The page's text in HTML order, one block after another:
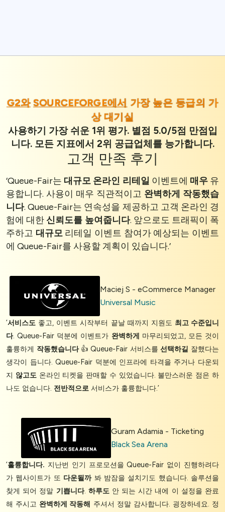
G2와 SOURCEFORGE에서 가장 높은 등급의 가
상 대기실
사용하기 가장 쉬운 1위 평가. 별점 5.0/5점 만점입
니다. 모든 지표에서 2위 공급업체를 능가합니다.
고객 만족 후기
‘Queue-Fair는 대규모 온라인 리테일 이벤트에 매우유
용합니다. 사용이 매우 직관적이고 완벽하게 작동했습
니다. Queue-Fair는 연속성을 제공하고 고객 온라인 경
험에 대한 신뢰도를 높여줍니다. 앞으로도 트래픽이 폭
주하고 대규모리테일 이벤트 참여가 예상되는 이벤트
에 Queue-Fair를 사용할 계획이 있습니다.’
Maciej S - eCommerce Manager
Universal Music
‘서비스도 좋고, 이벤트 시작부터 끝날 때까지 지원도 최고 수준입니
다. Queue-Fair 덕분에 이벤트가 완벽하게 마무리되었고, 모든 것이
훌륭하게 작동했습니다👍 Queue-Fair 서비스를선택하길 잘했다는
생각이 듭니다. Queue-Fair 덕분에 인프라에 타격을 주거나 다운되
지 않고도온라인 티켓을 판매할 수 있었습니다. 불만스러운 점은 하
나도 없습니다. 전반적으로 서비스가 훌륭합니다.’
Guram Adamia - Ticketing
Black Sea Arena
‘훌륭합니다. 지난번 인기 프로모션을 Queue-Fair 없이 진행하려다
가 웹사이트가 또 다운될까봐 밤잠을 설치기도 했습니다. 솔루션을
찾게 되어 정말 기쁩니다. 하루도안 되는 시간 내에 이 설정을 완료
해 주시고 완벽하게 작동해 주셔서 정말 감사합니다. 굉장하네요. 정